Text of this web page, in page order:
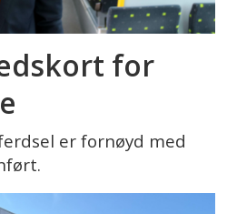
for
er fornøyd med